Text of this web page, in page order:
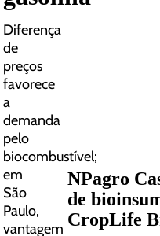
Diferença
de
preços
favorece
a
demanda
pelo
biocombustível;
em
São
Paulo,
vantagem
NPagro
de
CropLife